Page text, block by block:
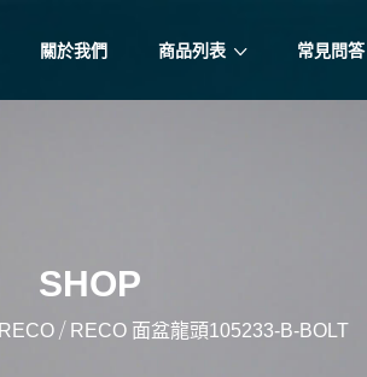
關於我們 商品列表 常見問答
SHOP
RECO/ RECO 面盆龍頭105233-B-BOLT